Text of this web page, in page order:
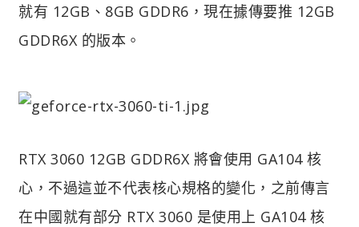
就有 12GB、8GB GDDR6，現在據傳要推 12GB
GDDR6X 的版本。
RTX 3060 12GB GDDR6X 將會使用 GA104 核
心，不過這並不代表核心規格的變化，之前傳言
在中國就有部分 RTX 3060 是使用上 GA104 核